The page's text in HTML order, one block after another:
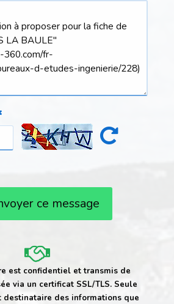
ce message
est confidentiel et transmis de
via un certificat SSL/TLS. Seule
destinataire des informations que